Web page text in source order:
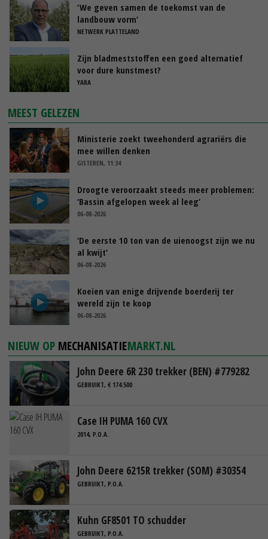
‘We geven samen de toekomst van de
landbouw vorm’
NETWERK PLATTELAND
Zijn bladmeststoffen een goed alternatief
voor dure kunstmest?
YARA
MEEST GELEZEN
Ministerie zoekt tweehonderd agrariërs die
mee willen denken
GISTEREN, 11:34
Droogte veroorzaakt steeds meer problemen:
‘Bassin afgelopen week al leeg’
06-08-2026
‘De eerste 10 ton van de uienoogst zijn we nu
al kwijt’
06-08-2026
Koeien van enige drijvende boerderij ter
wereld zijn te koop
06-08-2026
NIEUW OP MECHANISATIEMARKT.NL
John Deere 6R 230 trekker (BEN) #779282
GEBRUIKT, € 174.500
Case IH PUMA 160 CVX
2014, P.O.A.
John Deere 6215R trekker (SOM) #30354
GEBRUIKT, P.O.A.
Kuhn GF8501 TO schudder
GEBRUIKT, P.O.A.